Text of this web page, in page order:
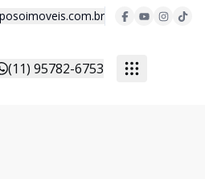
(11) 95782-6753